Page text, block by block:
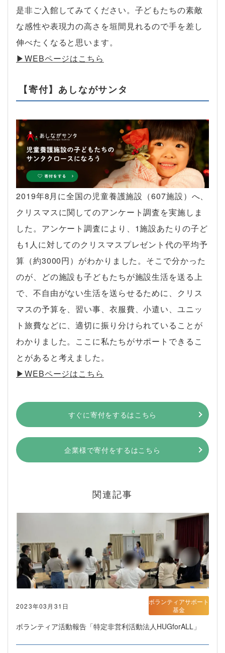
是非ご入館してみてください。子どもたちの素敵
な感性や表現力の高さを垣間見れるので手を差し
伸べたくなると思います。
▶︎WEBページはこちら
【寄付】あしながサンタ
2019年8月に全国の児童養護施設（607施設）へ、
クリスマスに関してのアンケート調査を実施しま
した。アンケート調査により、1施設あたりの子ど
も1人に対してのクリスマスプレゼント代の平均予
算（約3000円）がわかりました。そこで分かった
のが、どの施設も子どもたちが施設生活を送る上
で、不自由がない生活を送らせるために、クリス
マスの予算を、習い事、衣服費、小遣い、ユニッ
ト旅費などに、適切に振り分けられていることが
わかりました。ここに私たちがサポートできるこ
とがあると考えました。
▶︎WEBページはこちら
すぐに寄付をするはこちら
企業様で寄付をするはこちら
関連記事
2023年03月31日
ボランティア活動報告「特定非営利活動法人HUGforALL」
ボランティアサポート
基金